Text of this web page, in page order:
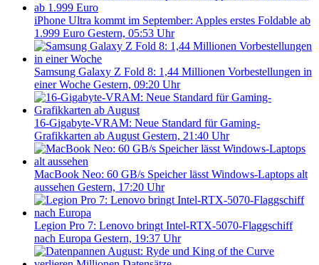
iPhone Ultra kommt im September: Apples erstes Foldable ab
1.999 Euro Gestern, 05:53 Uhr
Samsung Galaxy Z Fold 8: 1,44 Millionen Vorbestellungen in
einer Woche Gestern, 09:20 Uhr
16-Gigabyte-VRAM: Neue Standard für Gaming-
Grafikkarten ab August Gestern, 21:40 Uhr
MacBook Neo: 60 GB/s Speicher lässt Windows-Laptops alt
aussehen Gestern, 17:20 Uhr
Legion Pro 7: Lenovo bringt Intel-RTX-5070-Flaggschiff
nach Europa Gestern, 19:37 Uhr